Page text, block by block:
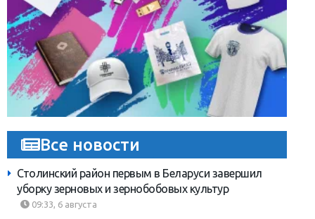
Все новости
Столинский район первым в Беларуси завершил
уборку зерновых и зернобобовых культур
09:33, 6 августа